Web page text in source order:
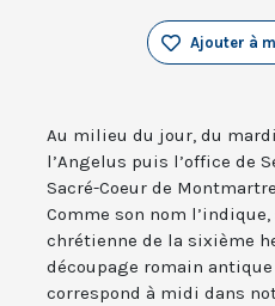
Ajouter à
Au milieu du jour, du
l’Angelus puis l’office de
Sacré-Coeur de
Comme son nom
chrétienne de la sixième
découpage romain
correspond à midi dans